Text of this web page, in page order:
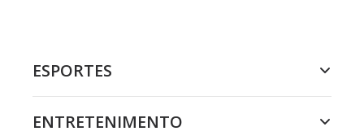
ESPORTES
ENTRETENIMENTO